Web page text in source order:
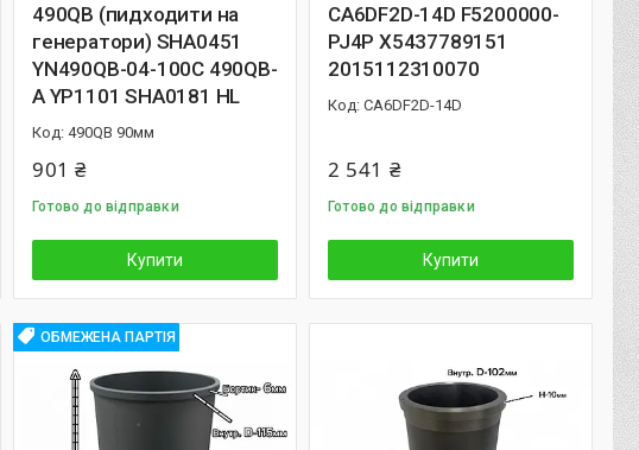
490QB (пидходити на
генератори) SHA0451
YN490QB-04-100C 490QB-
A YP1101 SHA0181 HL
490QB 90мм
901 ₴
Готово до відправки
Купити
CA6DF2D-14D F5200000-
PJ4P X5437789151
2015112310070
CA6DF2D-14D
2 541 ₴
Готово до відправки
Купити
ОБМЕЖЕНА ПАРТІЯ